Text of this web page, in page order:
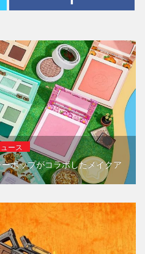
ース
ポップがコラボしたメイクア